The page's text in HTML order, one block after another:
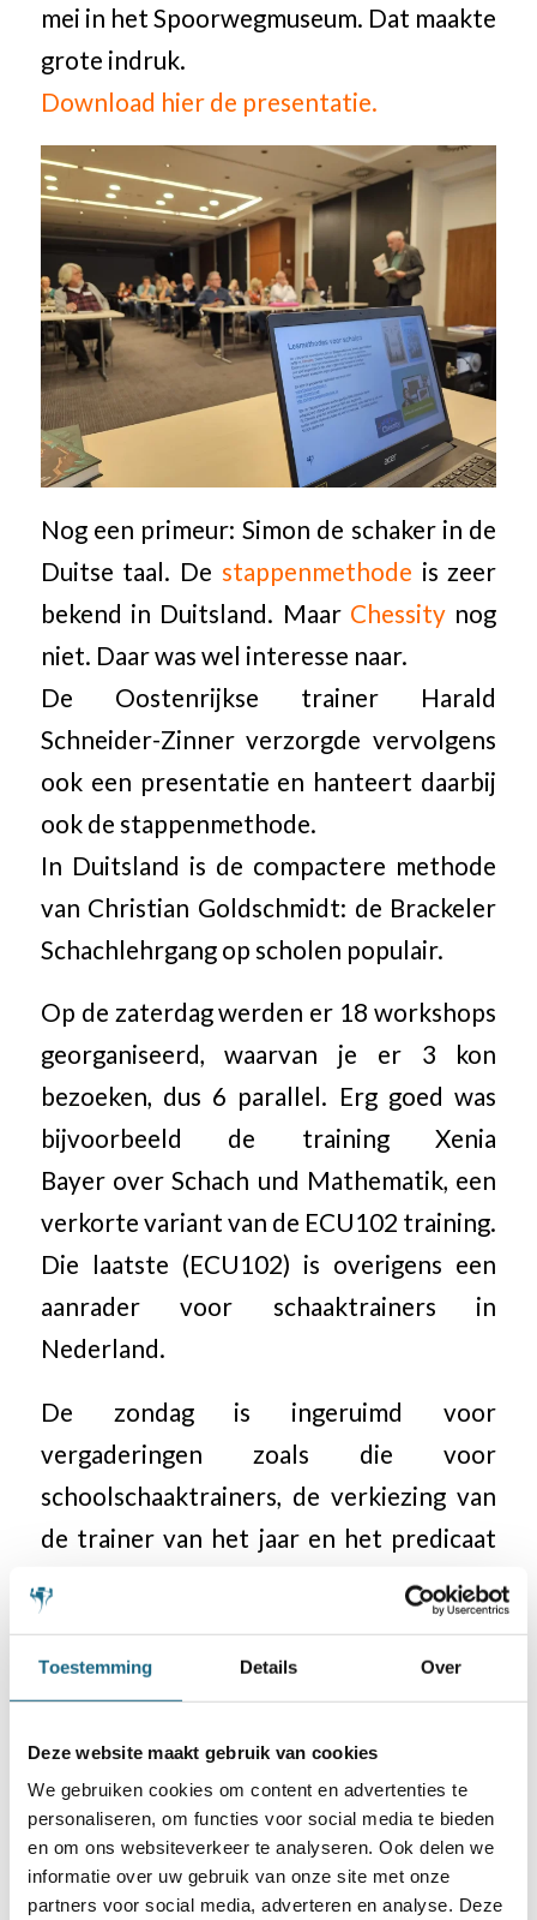
Toestemming Details Over
Deze website maakt gebruik van cookies
We gebruiken cookies om content en advertenties te
personaliseren, om functies voor social media te bieden
en om ons websiteverkeer te analyseren. Ook delen we
informatie over uw gebruik van onze site met onze
partners voor social media, adverteren en analyse. Deze
mei in het Spoorwegmuseum. Dat maakte
grote indruk.
Download hier de presentatie.
Nog een primeur: Simon de schaker in de
Duitse taal. De stappenmethode is zeer
bekend in Duitsland. Maar Chessity nog
niet. Daar was wel interesse naar.
De Oostenrijkse trainer Harald
Schneider-Zinner verzorgde vervolgens
ook een presentatie en hanteert daarbij
ook de stappenmethode.
In Duitsland is de compactere methode
van Christian Goldschmidt: de Brackeler
Schachlehrgang op scholen populair.
Op de zaterdag werden er 18 workshops
georganiseerd, waarvan je er 3 kon
bezoeken, dus 6 parallel. Erg goed was
bijvoorbeeld de training Xenia
Bayer over Schach und Mathematik, een
verkorte variant van de ECU102 training.
Die laatste (ECU102) is overigens een
aanrader voor schaaktrainers in
Nederland.
De zondag is ingeruimd voor
vergaderingen zoals die voor
schoolschaaktrainers, de verkiezing van
de trainer van het jaar en het predicaat
schoolschaakschool. Een andere
bijeenkomst was er voor de
schoolschaak-aanspreekpunten in de
deelstaten.
Categorie
Bondsnieuws,Schaken op school